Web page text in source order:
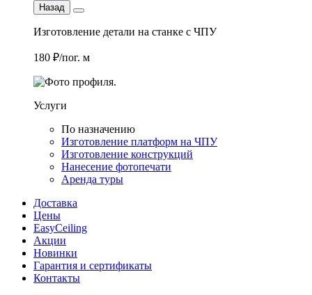
Назад
Изготовление детали на станке с ЧПУ
180 ₽/пог. м
Услуги
По назначению
Изготовление платформ на ЧПУ
Изготовление конструкций
Нанесение фотопечати
Аренда туры
Доставка
Цены
EasyCeiling
Акции
Новинки
Гарантия и сертификаты
Контакты